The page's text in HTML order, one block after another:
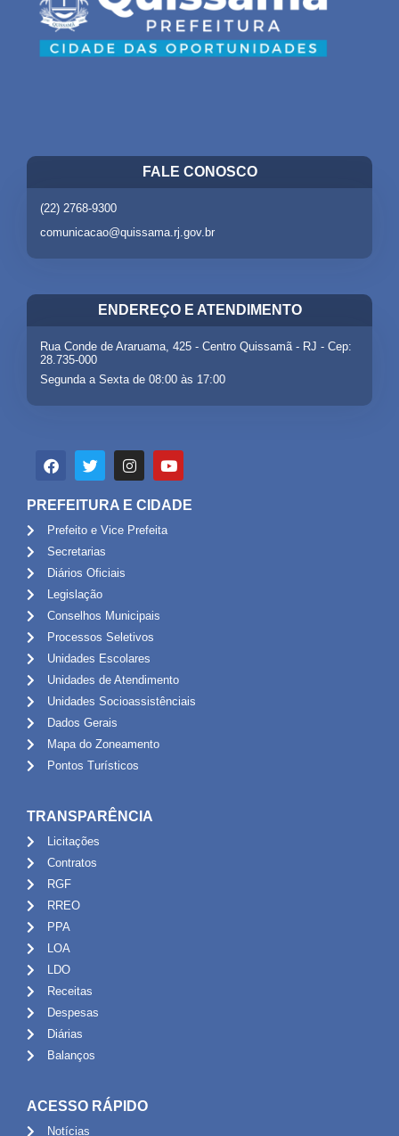
FALE CONOSCO
(22) 2768-9300
comunicacao@quissama.rj.gov.br
ENDEREÇO E ATENDIMENTO
Rua Conde de Araruama, 425 - Centro Quissamã - RJ - Cep:
28.735-000
Segunda a Sexta de 08:00 às 17:00
PREFEITURA E CIDADE
Prefeito e Vice Prefeita
Secretarias
Diários Oficiais
Legislação
Conselhos Municipais
Processos Seletivos
Unidades Escolares
Unidades de Atendimento
Unidades Socioassistênciais
Dados Gerais
Mapa do Zoneamento
Pontos Turísticos
TRANSPARÊNCIA
Licitações
Contratos
RGF
RREO
PPA
LOA
LDO
Receitas
Despesas
Diárias
Balanços
ACESSO RÁPIDO
Notícias